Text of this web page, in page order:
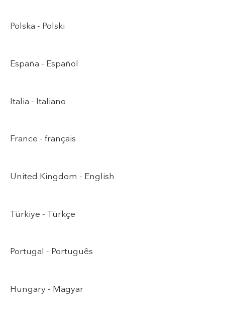
Polska - Polski
España - Español
Italia - Italiano
France - français
United Kingdom - English
Türkiye - Türkçe
Portugal - Português
Hungary - Magyar